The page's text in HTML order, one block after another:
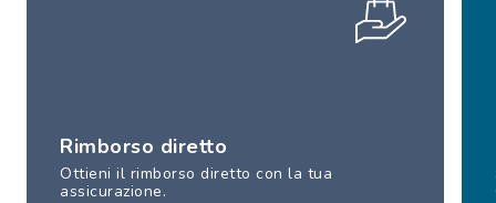
Rimborso diretto
Ottieni il rimborso diretto con la tua
assicurazione.